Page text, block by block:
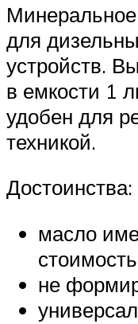
для
устройств.
в емкости 1
удобен для
техникой.
Достоинства:
масло
не